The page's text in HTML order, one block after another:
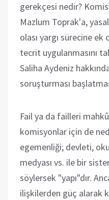
gerekçesi nedir?
Mazlum Toprak'a,
olası yargı sürecine
tecrit uygulanmasını
Saliha Aydeniz
soruşturması
Fail ya da failleri
komisyonlar için de
egemenliği; devleti,
medyası vs. ile bir
söylersek "yapı"dır.
ilişkilerden güç alarak